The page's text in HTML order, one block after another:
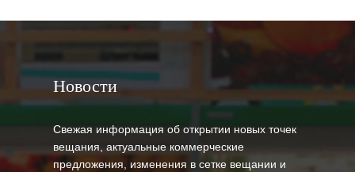
Новости
Свежая информация об открытии новых точек
вещания, актуальные коммерческие
предложения, изменения в сетке вещании и